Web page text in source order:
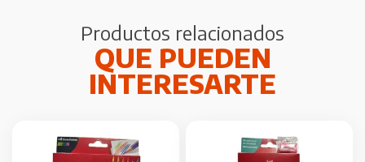
Productos relacionados